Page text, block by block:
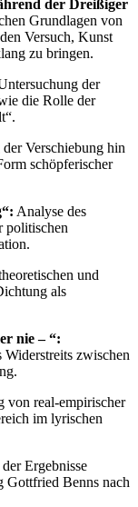
der Dreißiger
Grundlagen von
Versuch, Kunst
zu bringen.
der
die Rolle der
Verschiebung hin
schöpferischer
Analyse des
politischen
und
als
nie – “:
Widerstreits zwischen
von real-empirischer
im lyrischen
Ergebnisse
Gottfried Benns nach